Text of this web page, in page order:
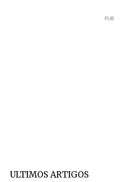
PUB
ULTIMOS ARTIGOS